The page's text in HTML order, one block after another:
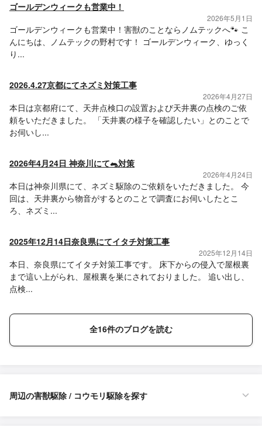
ゴールデンウィークも営業中！
2026年5月1日
ゴールデンウィークも営業中！害獣のことならノムテックへ🐾 こ
んにちは、ノムテックの野村です！ ゴールデンウィーク、ゆっく
り...
2026.4.27京都にてネズミ対策工事
2026年4月27日
本日は京都府にて、天井点検口の設置および天井裏の点検のご依
頼をいただきました。 「天井裏の様子を確認したい」とのことで
お伺いし...
2026年4月24日 神奈川にて🐀対策
2026年4月24日
本日は神奈川県にて、ネズミ駆除のご依頼をいただきました。 今
回は、天井裏から物音がするとのことで調査にお伺いしたとこ
ろ、ネズミ...
2025年12月14日奈良県にてイタチ対策工事
2025年12月14日
本日、奈良県にてイタチ対策工事です。 床下からの侵入で屋根裏
まで這い上がられ、屋根裏を巣にされておりました。 追い出し、
点検...
全16件のブログを読む
周辺の害獣駆除 / コウモリ駆除を探す